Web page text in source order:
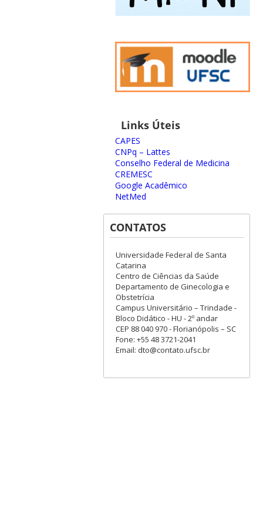
Links Úteis
CAPES
CNPq – Lattes
Conselho Federal de Medicina
CREMESC
Google Acadêmico
NetMed
CONTATOS
Universidade Federal de Santa
Catarina
Centro de Ciências da Saúde
Departamento de Ginecologia e
Obstetrícia
Campus Universitário – Trindade -
Bloco Didático - HU - 2º andar
CEP 88 040 970 - Florianópolis – SC
Fone: +55 48 3721-2041
Email: dto@contato.ufsc.br